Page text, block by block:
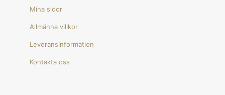
Mina sidor
Allmänna villkor
Leveransinformation
Kontakta oss